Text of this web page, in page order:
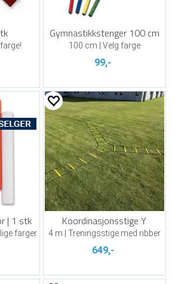
Gymnastikkstenger 100 cm
100 cm | Velg farge
99,-
| 1 stk
farger
Koordinasjonsstige Y
4 m | Treningsstige med ribber
649,-